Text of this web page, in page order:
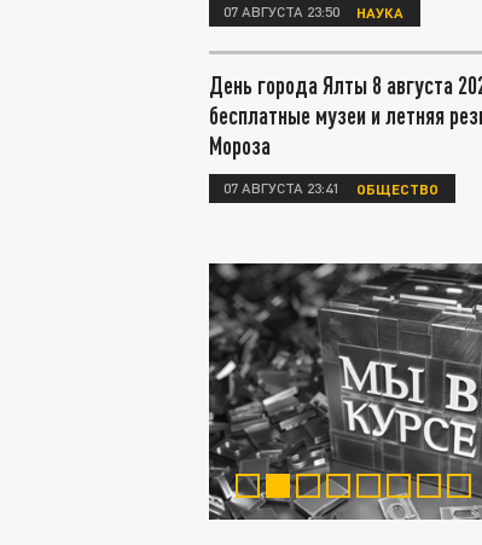
07 АВГУСТА 23:50 НАУКА
День города Ялты 8 августа
бесплатные музеи и летняя
Мороза
07 АВГУСТА 23:41 ОБЩЕСТВО